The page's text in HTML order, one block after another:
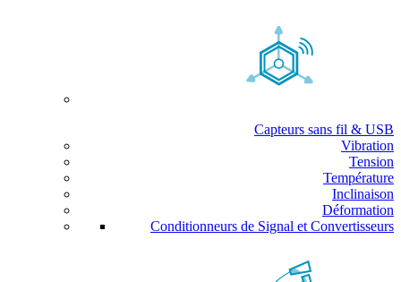
Capteurs sans fil & USB
Vibration
Tension
Température
Inclinaison
Déformation
Conditionneurs de Signal et Convertisseurs